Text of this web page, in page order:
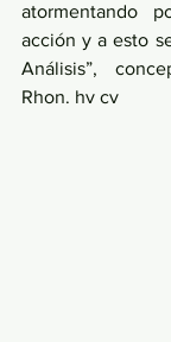
atormentando
acción y a esto
Análisis”,
Rhon. hv cv